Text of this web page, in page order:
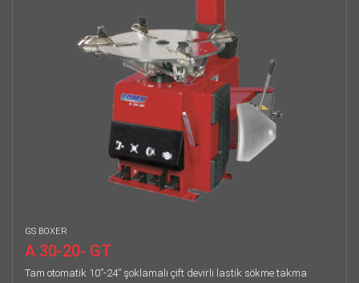
GS BOXER
A 30-20- GT
Tam otomatik 10”-24” şoklamalı çift devirli lastik sökme takma